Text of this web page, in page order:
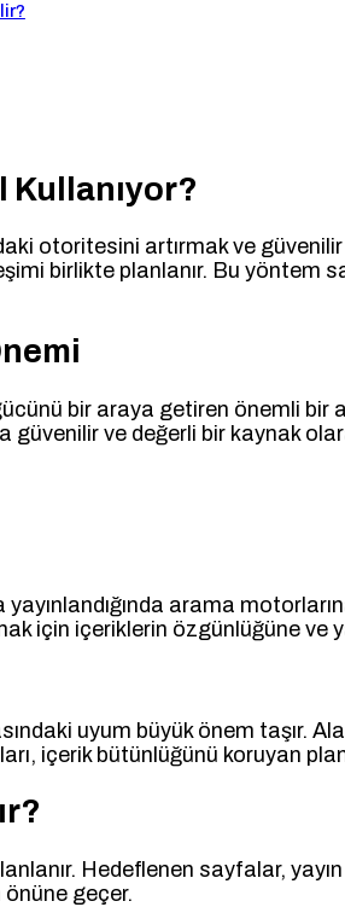
Kullanıyor?
otoritesini artırmak ve
birlikte planlanır. Bu yöntem
bir araya getiren önemli
ve değerli bir kaynak
arama
için içeriklerin özgünlüğüne
uyum büyük önem taşır.
içerik bütünlüğünü koruyan
Hedeflenen sayfalar,
geçer.